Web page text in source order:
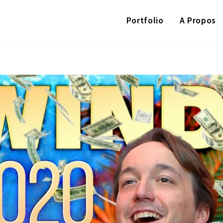
Portfolio A Propos